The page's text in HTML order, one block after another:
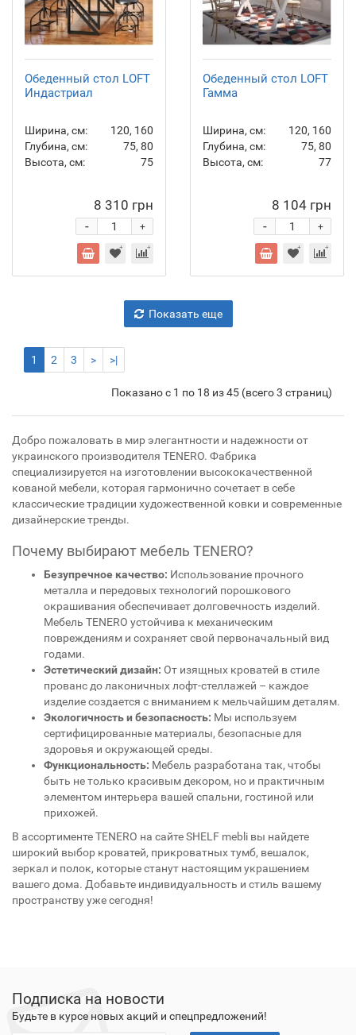
Обеденный стол LOFT
Индастриал
Ширина, см:
120, 160
Глубина, см:
75, 80
Высота, см:
75
8 310 грн
+
-
Обеденный стол LOFT
Гамма
Ширина, см:
120, 160
Глубина, см:
75, 80
Высота, см:
77
8 104 грн
+
-
Показать еще
1 2 3 > >|
Показано с 1 по 18 из 45 (всего 3 страниц)
Добро пожаловать в мир элегантности и надежности от
украинского производителя TENERO. Фабрика
специализируется на изготовлении высококачественной
кованой мебели, которая гармонично сочетает в себе
классические традиции художественной ковки и современные
дизайнерские тренды.
Почему выбирают мебель TENERO?
Безупречное качество: Использование прочного
металла и передовых технологий порошкового
окрашивания обеспечивает долговечность изделий.
Мебель TENERO устойчива к механическим
повреждениям и сохраняет свой первоначальный вид
годами.
Эстетический дизайн: От изящных кроватей в стиле
прованс до лаконичных лофт-стеллажей – каждое
изделие создается с вниманием к мельчайшим деталям.
Экологичность и безопасность: Мы используем
сертифицированные материалы, безопасные для
здоровья и окружающей среды.
Функциональность: Мебель разработана так, чтобы
быть не только красивым декором, но и практичным
элементом интерьера вашей спальни, гостиной или
прихожей.
В ассортименте TENERO на сайте SHELF mebli вы найдете
широкий выбор кроватей, прикроватных тумб, вешалок,
зеркал и полок, которые станут настоящим украшением
вашего дома. Добавьте индивидуальность и стиль вашему
пространству уже сегодня!
Подписка на новости
Будьте в курсе новых акций и спецпредложений!